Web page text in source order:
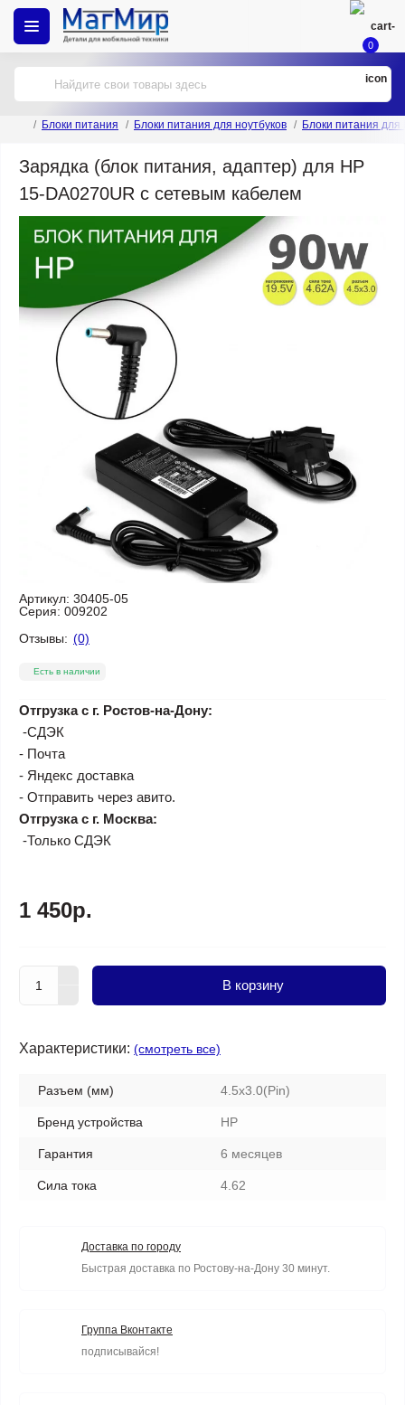
0
Блоки питания Блоки питания для ноутбуков Блоки питания для
Зарядка (блок питания, адаптер) для HP
15-DA0270UR с сетевым кабелем
Артикул: 30405-05
Серия: 009202
Отзывы: (0)
Есть в наличии
Отгрузка с г. Ростов-на-Дону:
-СДЭК
- Почта
- Яндекс доставка
- Отправить через авито.
Отгрузка с г. Москва:
-Только СДЭК
1 450р.
В корзину
Характеристики: (смотреть все)
Разъем (мм) 4.5х3.0(Pin)
Бренд устройства HP
Гарантия 6 месяцев
Сила тока 4.62
Доставка по городу
Быстрая доставка по Ростову-на-Дону 30 минут.
Группа Вконтакте
подписывайся!